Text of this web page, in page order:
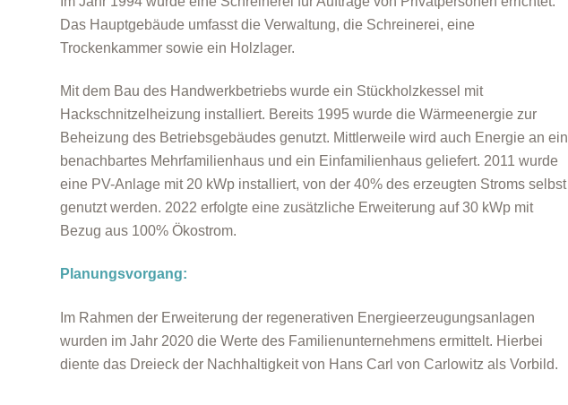
Das Hauptgebäude umfasst die Verwaltung, die Schreinerei, eine
Trockenkammer sowie ein Holzlager.
Mit dem Bau des Handwerkbetriebs wurde ein Stückholzkessel mit
Hackschnitzelheizung installiert. Bereits 1995 wurde die Wärmeenergie zur
Beheizung des Betriebsgebäudes genutzt. Mittlerweile wird auch Energie an ein
benachbartes Mehrfamilienhaus und ein Einfamilienhaus geliefert. 2011 wurde
eine PV-Anlage mit 20 kWp installiert, von der 40% des erzeugten Stroms selbst
genutzt werden. 2022 erfolgte eine zusätzliche Erweiterung auf 30 kWp mit
Bezug aus 100% Ökostrom.
Planungsvorgang:
Im Rahmen der Erweiterung der regenerativen Energieerzeugungsanlagen
wurden im Jahr 2020 die Werte des Familienunternehmens ermittelt. Hierbei
diente das Dreieck der Nachhaltigkeit von Hans Carl von Carlowitz als Vorbild.